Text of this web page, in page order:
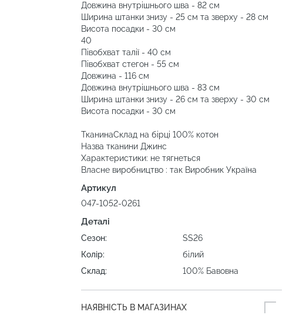
Довжина внутрішнього шва - 82 см
Ширина штанки знизу - 25 см та зверху - 28 см
Висота посадки - 30 см
40
Півобхват талії - 40 см
Півобхват стегон - 55 см
Довжина - 116 см
Довжина внутрішнього шва - 83 см
Ширина штанки знизу - 26 см та зверху - 30 см
Висота посадки - 30 см
ТканинаСклад на бірці 100% котон
Назва тканини Джинс
Характеристики: не тягнеться
Власне виробництво : так Виробник Україна
Артикул
047-1052-0261
Деталі
Сезон:
SS26
Колір:
білий
Склад:
100% Бавовна
НАЯВНІСТЬ В МАГАЗИНАХ